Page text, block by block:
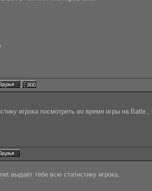
игрока посмотреть во время игры на
выдаёт тебе всю статистику игрока.